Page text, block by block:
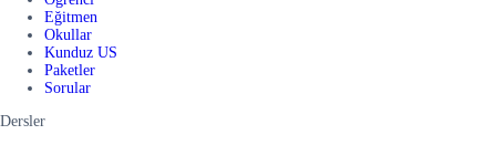
Eğitmen
Okullar
Kunduz US
Paketler
Sorular
Dersler